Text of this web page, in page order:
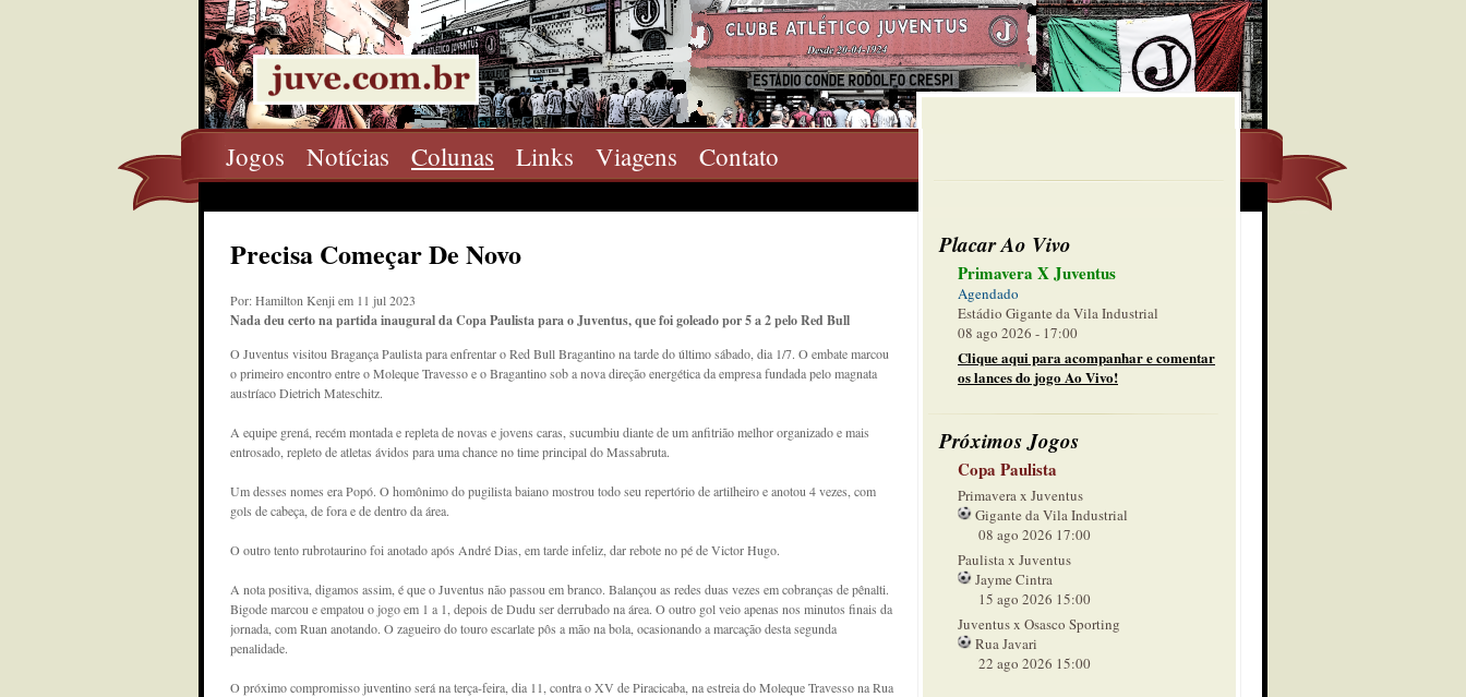
Jogos Notícias Colunas Links Viagens Contato
Placar Ao Vivo
Primavera X Juventus
Agendado
Estádio Gigante da Vila Industrial
08 ago 2026 - 17:00
Clique aqui para acompanhar e comentar
os lances do jogo Ao Vivo!
Próximos Jogos
Copa Paulista
Primavera x Juventus
Gigante da Vila Industrial
08 ago 2026 17:00
Paulista x Juventus
Jayme Cintra
15 ago 2026 15:00
Juventus x Osasco Sporting
Rua Javari
22 ago 2026 15:00
Precisa Começar De Novo
Por: Hamilton Kenji em 11 jul 2023
Nada deu certo na partida inaugural da Copa Paulista para o Juventus, que foi goleado por 5 a 2 pelo Red Bull
O Juventus visitou Bragança Paulista para enfrentar o Red Bull Bragantino na tarde do último sábado, dia 1/7. O embate marcou
o primeiro encontro entre o Moleque Travesso e o Bragantino sob a nova direção energética da empresa fundada pelo magnata
austríaco Dietrich Mateschitz.
A equipe grená, recém montada e repleta de novas e jovens caras, sucumbiu diante de um anfitrião melhor organizado e mais
entrosado, repleto de atletas ávidos para uma chance no time principal do Massabruta.
Um desses nomes era Popó. O homônimo do pugilista baiano mostrou todo seu repertório de artilheiro e anotou 4 vezes, com
gols de cabeça, de fora e de dentro da área.
O outro tento rubrotaurino foi anotado após André Dias, em tarde infeliz, dar rebote no pé de Victor Hugo.
A nota positiva, digamos assim, é que o Juventus não passou em branco. Balançou as redes duas vezes em cobranças de pênalti.
Bigode marcou e empatou o jogo em 1 a 1, depois de Dudu ser derrubado na área. O outro gol veio apenas nos minutos finais da
jornada, com Ruan anotando. O zagueiro do touro escarlate pôs a mão na bola, ocasionando a marcação desta segunda
penalidade.
O próximo compromisso juventino será na terça-feira, dia 11, contra o XV de Piracicaba, na estreia do Moleque Travesso na Rua